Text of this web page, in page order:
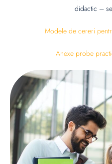
didactic –
Modele de cereri
Anexe probe